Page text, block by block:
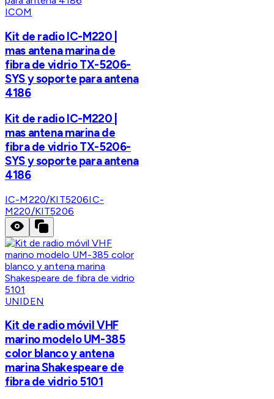
ICOM
Kit de radio IC-M220 |
mas antena marina de
fibra de vidrio TX-5206-
SYS y soporte para antena
4186
Kit de radio IC-M220 |
mas antena marina de
fibra de vidrio TX-5206-
SYS y soporte para antena
4186
IC-M220/KIT5206IC-
M220/KIT5206
UNIDEN
Kit de radio móvil VHF
marino modelo UM-385
color blanco y antena
marina Shakespeare de
fibra de vidrio 5101